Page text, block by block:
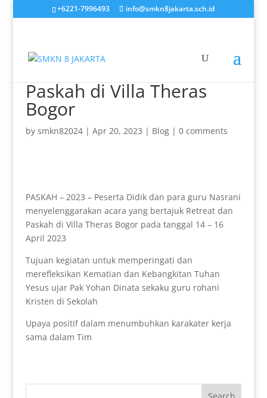
+6221-7996493 info@smkn8jakarta.sch.id
Paskah di Villa Theras
Bogor
by smkn82024| Apr 20, 2023 | Blog| 0 comments
PASKAH – 2023 – Peserta Didik dan para guru Nasrani
menyelenggarakan acara yang bertajuk Retreat dan
Paskah di Villa Theras Bogor pada tanggal 14 – 16
April 2023
Tujuan kegiatan untuk memperingati dan
merefleksikan Kematian dan Kebangkitan Tuhan
Yesus ujar Pak Yohan Dinata sekaku guru rohani
Kristen di Sekolah
Upaya positif dalam menumbuhkan karakater kerja
sama dalam Tim